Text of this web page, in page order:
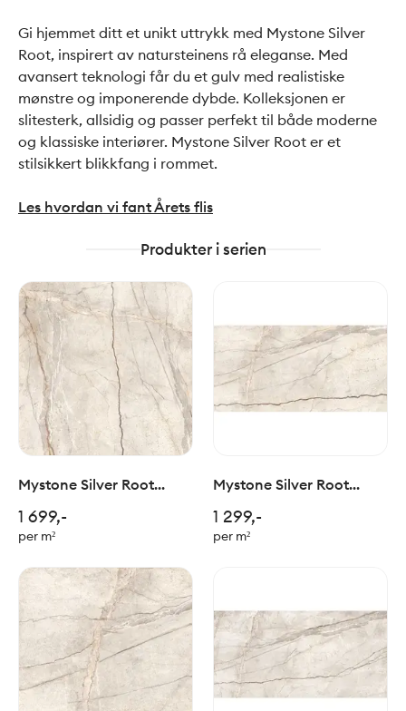
Gi hjemmet ditt et unikt uttrykk med Mystone Silver
Root, inspirert av natursteinens rå eleganse. Med
avansert teknologi får du et gulv med realistiske
mønstre og imponerende dybde. Kolleksjonen er
slitesterk, allsidig og passer perfekt til både moderne
og klassiske interiører. Mystone Silver Root er et
stilsikkert blikkfang i rommet.
Les hvordan vi fant Årets flis
Produkter i serien
Mystone Silver Root
1 699,-
per m²
Mystone Silver Root
1 299,-
per m²